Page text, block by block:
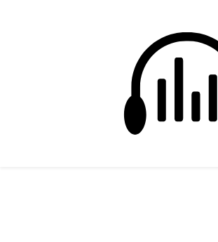
碰撞音效
正在为您搜索声音资源